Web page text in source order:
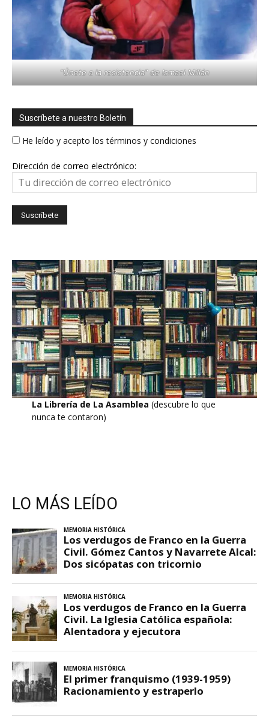
"Únete a la resistencia" de Ismael Millán
Suscríbete a nuestro Boletín
He leído y acepto los términos y condiciones
Dirección de correo electrónico:
La Librería de La Asamblea (descubre lo que
nunca te contaron)
LO MÁS LEÍDO